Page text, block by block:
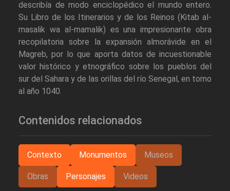
describía de modo enciclopédico el mundo entero.
Su Libro de los Itinerarios y de los Reinos (Kitab al-
masalik wa al-mamalik) es una impresionante obra
recopilatoria sobre la expansión almorávide en el
Magreb, por lo que aporta datos de incuestionable
valor histórico y etnográfico sobre los pueblos del
sur del Sahara y de las orillas del río Senegal, en torno
al año 1040.
Contenidos relacionados
Contexto Monumentos Museos
Obras Personajes Videos